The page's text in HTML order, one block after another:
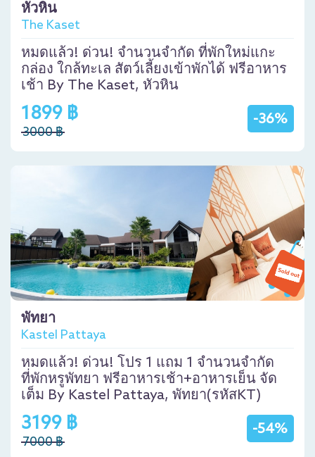
หัวหิน
The Kaset
หมดแล้ว! ด่วน! จำนวนจำกัด ที่พักใหม่แกะ
กล่อง ใกล้ทะเล สัตว์เลี้ยงเข้าพักได้ ฟรีอาหาร
เช้า By The Kaset, หัวหิน
-36%
1899 ฿
3000 ฿
พัทยา
Kastel Pattaya
หมดแล้ว! ด่วน! โปร 1 แถม 1 จำนวนจำกัด
ที่พักหรูพัทยา ฟรีอาหารเช้า+อาหารเย็น จัด
เต็ม By Kastel Pattaya, พัทยา(รหัสKT)
-54%
3199 ฿
7000 ฿